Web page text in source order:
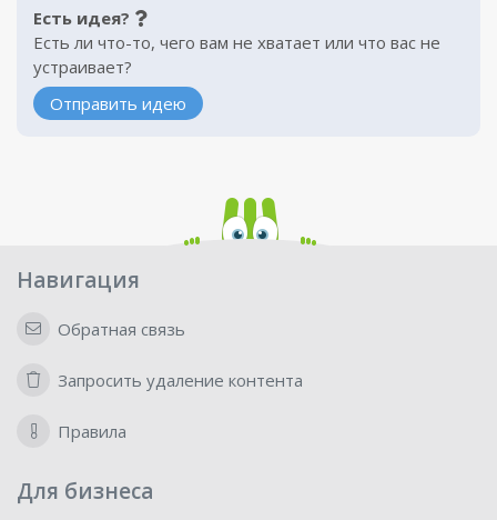
Есть идея?
Есть ли что-то, чего вам не хватает или что вас не
устраивает?
Отправить идею
Навигация
Обратная связь
Запросить удаление контента
Правила
Для бизнеса